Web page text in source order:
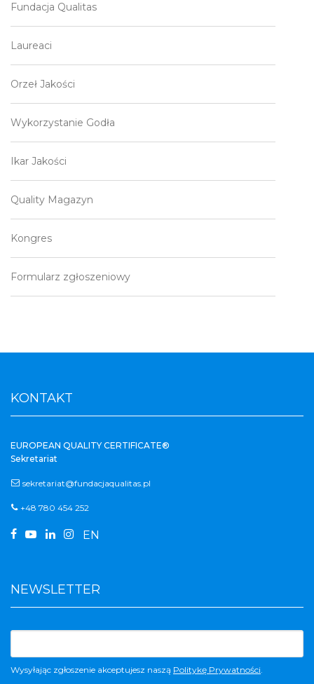
Fundacja Qualitas
Laureaci
Orzeł Jakości
Wykorzystanie Godła
Ikar Jakości
Quality Magazyn
Kongres
Formularz zgłoszeniowy
KONTAKT
EUROPEAN QUALITY CERTIFICATE®
Sekretariat
sekretariat@fundacjaqualitas.pl
+48 780 454 252
    EN
NEWSLETTER
Wysyłając zgłoszenie akceptujesz naszą Politykę Prywatności.